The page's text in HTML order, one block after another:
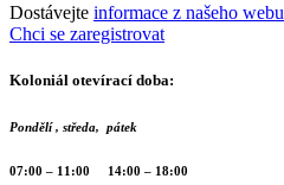
Dostávejte informace z našeho webu
Chci se zaregistrovat
Koloniál otevírací doba:
Pondělí , středa, pátek
07:00 – 11:00 14:00 – 18:00